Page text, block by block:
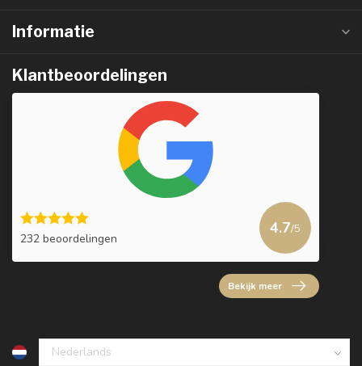
Informatie
Klantbeoordelingen
232 beoordelingen
4.7/5
Bekijk meer